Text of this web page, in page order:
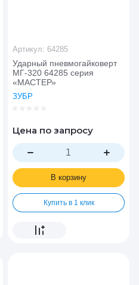
Ударный пневмогайковерт
МГ-320 64285 серия
«МАСТЕР»
ЗУБР
Артикул: 64285
Цена по запросу
В корзину
Купить в 1 клик